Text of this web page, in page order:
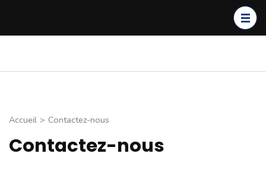
Entrée)
Thionville
Entrainement, voyages,
Accueil > Contactez-nous
Contactez-nous